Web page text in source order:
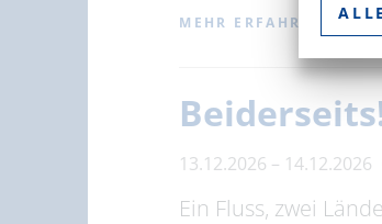
MEHR ERFAHREN
13.12.2026 – 14.12.2026
Ein Fluss, zwei